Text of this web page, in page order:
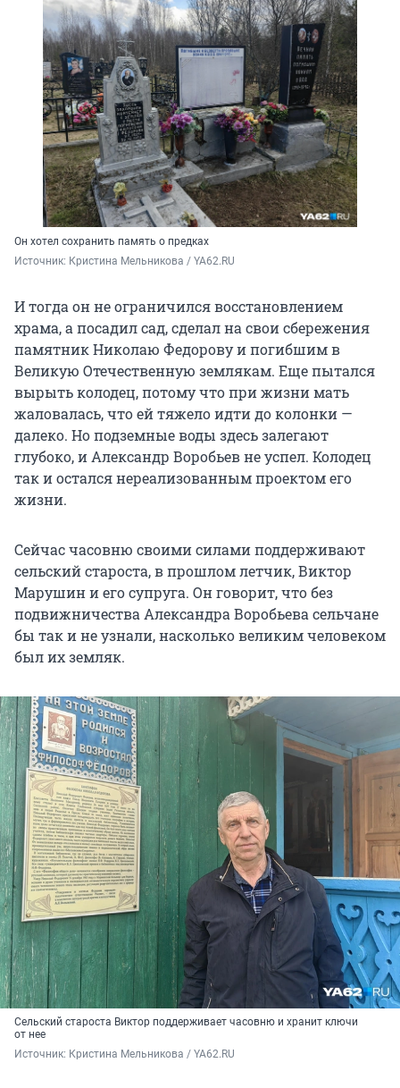
Он хотел сохранить память о предках
Источник: Кристина Мельникова / YA62.RU
И тогда он не ограничился восстановлением
храма, а посадил сад, сделал на свои сбережения
памятник Николаю Федорову и погибшим в
Великую Отечественную землякам. Еще пытался
вырыть колодец, потому что при жизни мать
жаловалась, что ей тяжело идти до колонки —
далеко. Но подземные воды здесь залегают
глубоко, и Александр Воробьев не успел. Колодец
так и остался нереализованным проектом его
жизни.
Сейчас часовню своими силами поддерживают
сельский староста, в прошлом летчик, Виктор
Марушин и его супруга. Он говорит, что без
подвижничества Александра Воробьева сельчане
бы так и не узнали, насколько великим человеком
был их земляк.
Сельский староста Виктор поддерживает часовню и хранит ключи
от нее
Источник: Кристина Мельникова / YA62.RU